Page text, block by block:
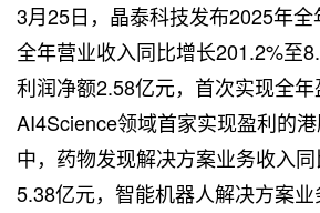
3月25日，晶泰科技发布2025年
全年营业收入同比增长201.2%至
利润净额2.58亿元，首次实现全
AI4Science领域首家实现盈利的
中，药物发现解决方案业务收入
5.38亿元，智能机器人解决方案